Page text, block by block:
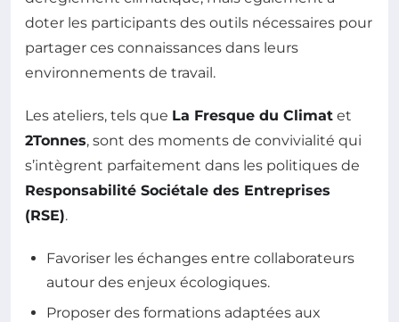
doter les participants des outils nécessaires pour
partager ces connaissances dans leurs
environnements de travail.
Les ateliers, tels que La Fresque du Climat et
2Tonnes, sont des moments de convivialité qui
s’intègrent parfaitement dans les politiques de
Responsabilité Sociétale des Entreprises
(RSE).
Favoriser les échanges entre collaborateurs
autour des enjeux écologiques.
Proposer des formations adaptées aux